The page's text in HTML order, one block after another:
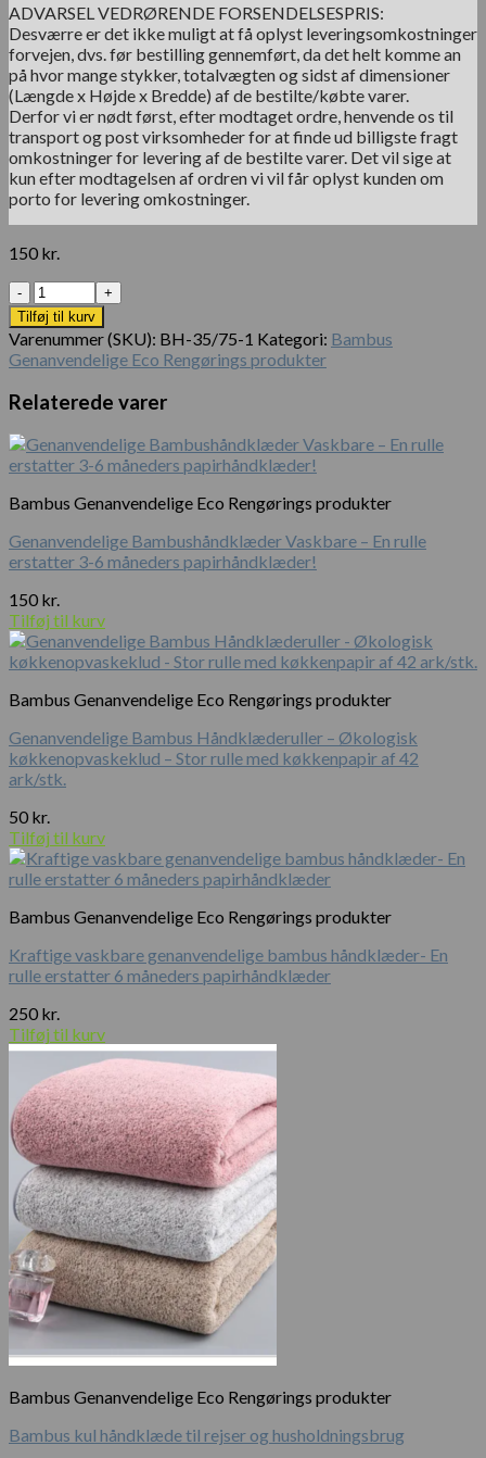
ADVARSEL VEDRØRENDE FORSENDELSESPRIS:
Desværre er det ikke muligt at få oplyst leveringsomkostninger
forvejen, dvs. før bestilling gennemført, da det helt komme an
på hvor mange stykker, totalvægten og sidst af dimensioner
(Længde x Højde x Bredde) af de bestilte/købte varer.
Derfor vi er nødt først, efter modtaget ordre, henvende os til
transport og post virksomheder for at finde ud billigste fragt
omkostninger for levering af de bestilte varer. Det vil sige at
kun efter modtagelsen af ordren vi vil får oplyst kunden om
porto for levering omkostninger.
150 kr.
Antal
Tilføj til kurv
Varenummer (SKU): BH-35/75-1 Kategori: Bambus
Genanvendelige Eco Rengørings produkter
Relaterede varer
Bambus Genanvendelige Eco Rengørings produkter
Genanvendelige Bambushåndklæder Vaskbare – En rulle
erstatter 3-6 måneders papirhåndklæder!
150 kr.
Tilføj til kurv
Bambus Genanvendelige Eco Rengørings produkter
Genanvendelige Bambus Håndklæderuller – Økologisk
køkkenopvaskeklud – Stor rulle med køkkenpapir af 42
ark/stk.
50 kr.
Tilføj til kurv
Bambus Genanvendelige Eco Rengørings produkter
Kraftige vaskbare genanvendelige bambus håndklæder- En
rulle erstatter 6 måneders papirhåndklæder
250 kr.
Tilføj til kurv
Bambus Genanvendelige Eco Rengørings produkter
Bambus kul håndklæde til rejser og husholdningsbrug